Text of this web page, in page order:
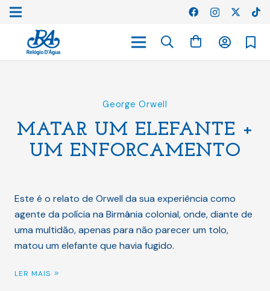
George Orwell
MATAR UM ELEFANTE +
UM ENFORCAMENTO
Este é o relato de Orwell da sua experiência como
agente da polícia na Birmânia colonial, onde, diante de
uma multidão, apenas para não parecer um tolo,
matou um elefante que havia fugido.
LER MAIS